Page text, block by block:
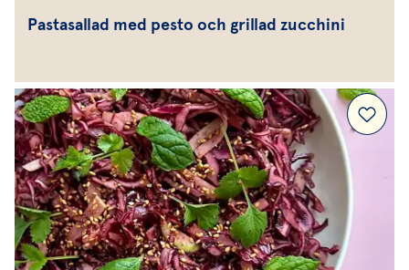
Pastasallad med pesto och grillad zucchini